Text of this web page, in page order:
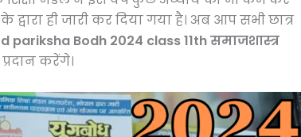
ही जारी कर दिया गया है। अब आप सभी छात्र
pariksha Bodh 2024 class 11th समाजशास्त्र
करेंगे।